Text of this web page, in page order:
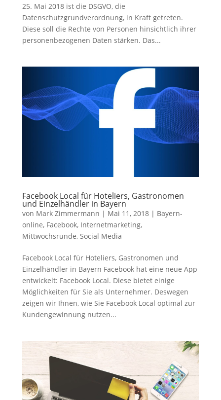
25. Mai 2018 ist die DSGVO, die
Datenschutzgrundverordnung, in Kraft getreten.
Diese soll die Rechte von Personen hinsichtlich ihrer
personenbezogenen Daten stärken. Das...
Facebook Local für Hoteliers, Gastronomen
und Einzelhändler in Bayern
von Mark Zimmermann | Mai 11, 2018| Bayern-
online, Facebook, Internetmarketing,
Mittwochsrunde, Social Media
Facebook Local für Hoteliers, Gastronomen und
Einzelhändler in Bayern Facebook hat eine neue App
entwickelt: Facebook Local. Diese bietet einige
Möglichkeiten für Sie als Unternehmer. Deswegen
zeigen wir Ihnen, wie Sie Facebook Local optimal zur
Kundengewinnung nutzen...